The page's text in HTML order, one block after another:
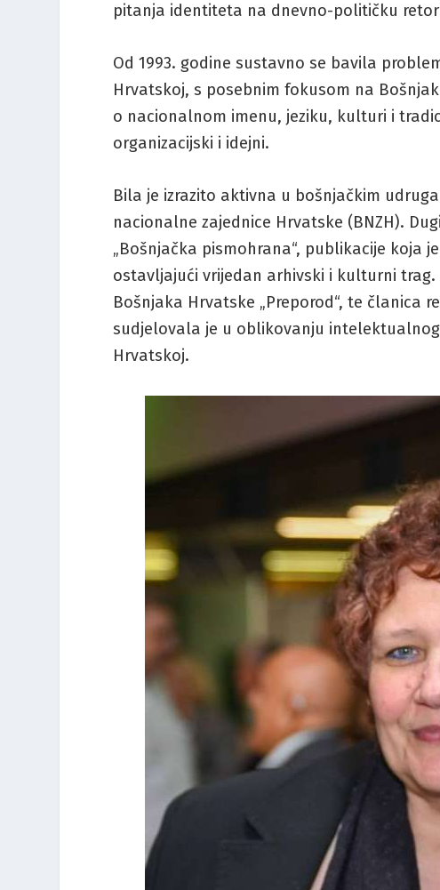
pitanja identiteta na dnevno-političku
Od 1993. godine sustavno se bavila
Hrvatskoj, s posebnim fokusom na
o nacionalnom imenu, jeziku, kulturi i
organizacijski i idejni.
Bila je izrazito aktivna u bošnjačkim
nacionalne zajednice Hrvatske (BNZH).
„Bošnjačka pismohrana“, publikacije koja
ostavljajući vrijedan arhivski i kulturni
Bošnjaka Hrvatske „Preporod“, te članica
sudjelovala je u oblikovanju
Hrvatskoj.